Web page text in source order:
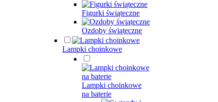
Figurki świąteczne
Ozdoby świąteczne
Lampki choinkowe
Lampki choinkowe
na baterie